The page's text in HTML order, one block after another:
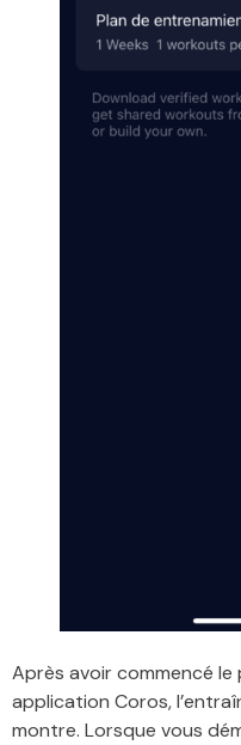
Après avoir commencé
application Coros,
montre. Lorsque vous